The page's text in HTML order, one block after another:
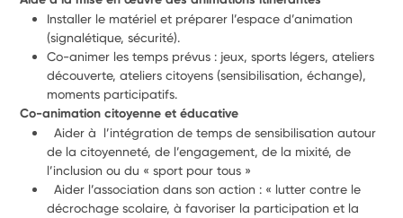
Installer le matériel et préparer l’espace d’animation
(signalétique, sécurité).
Co-animer les temps prévus : jeux, sports légers, ateliers
découverte, ateliers citoyens (sensibilisation, échange),
moments participatifs.
Co-animation citoyenne et éducative
Aider à  l’intégration de temps de sensibilisation autour
de la citoyenneté, de l’engagement, de la mixité, de
l’inclusion ou du « sport pour tous »
Aider l’association dans son action : « lutter contre le
décrochage scolaire, à favoriser la participation et la